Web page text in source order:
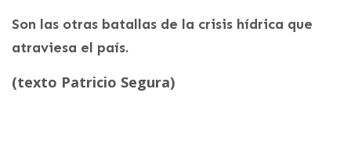
Son las otras batallas de la crisis hídrica que
atraviesa el país.
(texto Patricio Segura)